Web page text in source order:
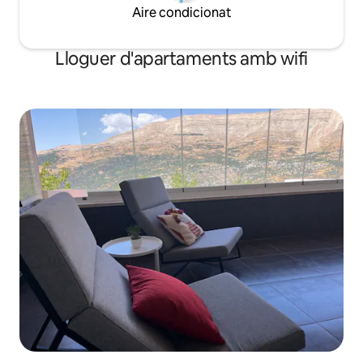
Aire condicionat
Lloguer d'apartaments amb wifi